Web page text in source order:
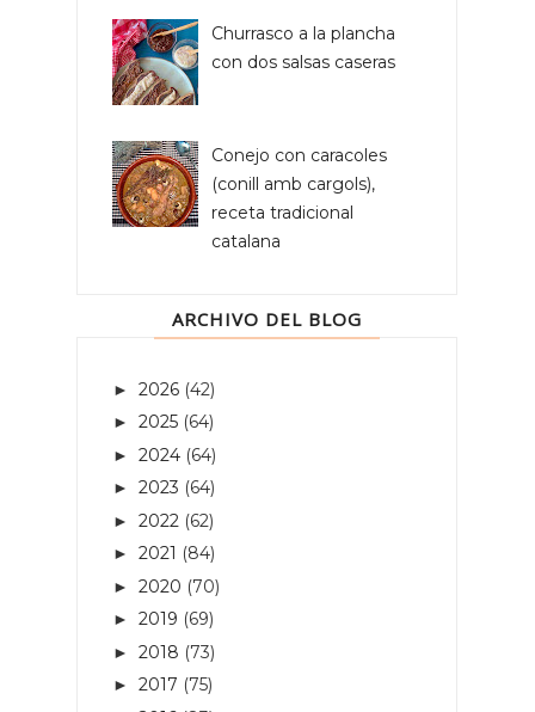
Churrasco a la plancha
con dos salsas caseras
Conejo con caracoles
(conill amb cargols),
receta tradicional
catalana
ARCHIVO DEL BLOG
► 2026 (42)
► 2025 (64)
► 2024 (64)
► 2023 (64)
► 2022 (62)
► 2021 (84)
► 2020 (70)
► 2019 (69)
► 2018 (73)
► 2017 (75)